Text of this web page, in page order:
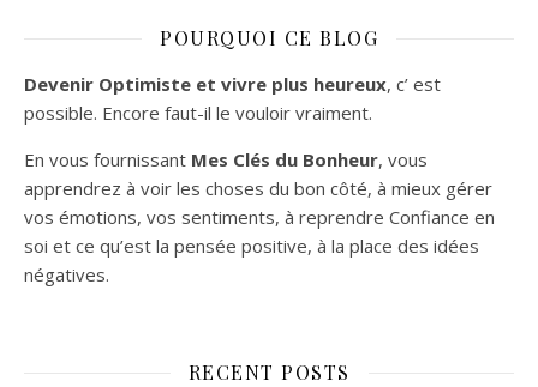
POURQUOI CE BLOG
Devenir Optimiste et vivre plus heureux, c’ est
possible. Encore faut-il le vouloir vraiment.
En vous fournissant Mes Clés du Bonheur, vous
apprendrez à voir les choses du bon côté, à mieux gérer
vos émotions, vos sentiments, à reprendre Confiance en
soi et ce qu’est la pensée positive, à la place des idées
négatives.
RECENT POSTS